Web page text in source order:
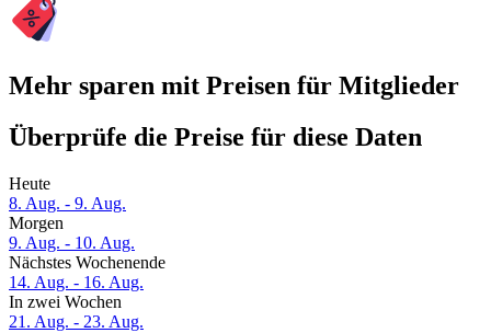
Mehr sparen mit Preisen für Mitglieder
Überprüfe die Preise für diese Daten
Heute
8. Aug. - 9. Aug.
Morgen
9. Aug. - 10. Aug.
Nächstes Wochenende
14. Aug. - 16. Aug.
In zwei Wochen
21. Aug. - 23. Aug.